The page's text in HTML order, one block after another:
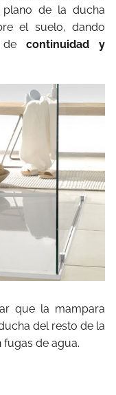
plano de la ducha
el suelo, dando
de continuidad y
que la mampara
del resto de la
de agua.